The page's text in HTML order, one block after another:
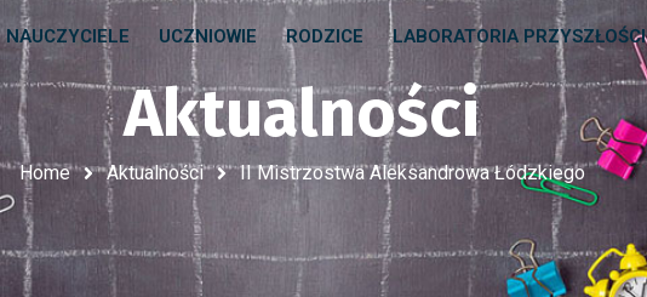
NAUCZYCIELE UCZNIOWIE RODZICE LABORATORIA PRZYSZŁOŚCI
Aktualności
Home Aktualności II Mistrzostwa Aleksandrowa Łódzkiego